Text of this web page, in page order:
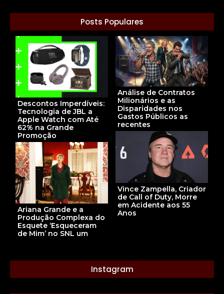
Posts Populares
Descontos Imperdíveis:
Tecnologia de JBL a
Apple Watch com Até
62% na Grande
Promoção
Análise de Contratos
Milionários e as
Disparidades nos
Gastos Públicos as
recentes
Vince Zampella, Criador
de Call of Duty, Morre
em Acidente aos 55
Anos
Ariana Grande e a
Produção Complexa do
Esquete ‘Esqueceram
de Mim’ no SNL um
Instagram